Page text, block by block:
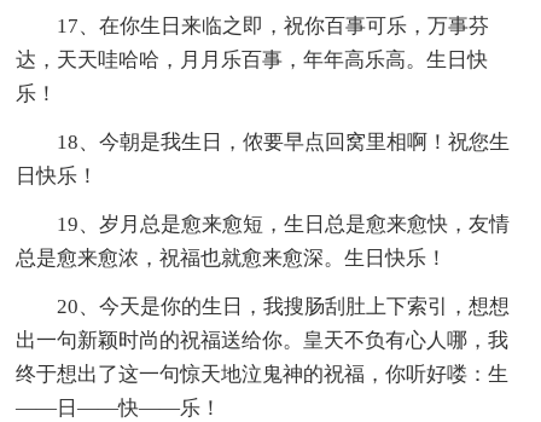
17、在你生日来临之即，祝你百事可乐，万事芬
达，天天哇哈哈，月月乐百事，年年高乐高。生日快
乐！
18、今朝是我生日，侬要早点回窝里相啊！祝您生
日快乐！
19、岁月总是愈来愈短，生日总是愈来愈快，友情
总是愈来愈浓，祝福也就愈来愈深。生日快乐！
20、今天是你的生日，我搜肠刮肚上下索引，想想
出一句新颖时尚的祝福送给你。皇天不负有心人哪，我
终于想出了这一句惊天地泣鬼神的祝福，你听好喽：生
——日——快——乐！